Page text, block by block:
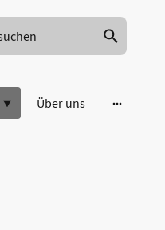
Über uns